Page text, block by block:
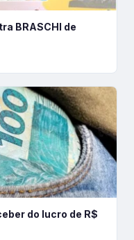
BRASCHI de
do lucro de R$